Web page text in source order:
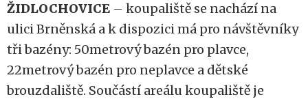
ŽIDLOCHOVICE – koupaliště se nachází na
ulici Brněnská a k dispozici má pro návštěvníky
tři bazény: 50metrový bazén pro plavce,
22metrový bazén pro neplavce a dětské
brouzdaliště. Součástí areálu koupaliště je